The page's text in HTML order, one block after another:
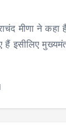
मीणा ने
हैं इसीलिए